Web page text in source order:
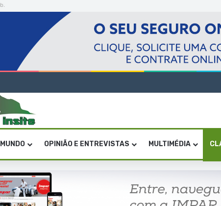
MUNDO OPINIÃO E ENTREVISTAS MULTIMÉDIA